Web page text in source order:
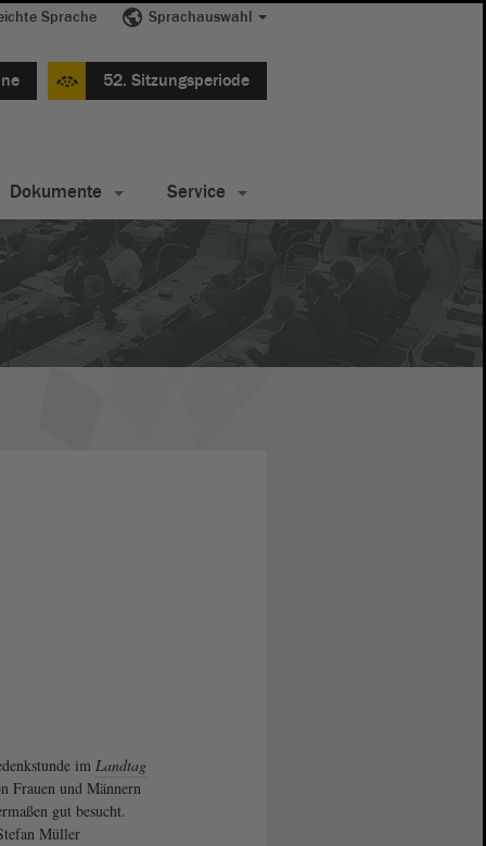
Sprache Sprachauswahl
52. Sitzungsperiode
Dokumente Service
im Landtag
Frauen und Männern
gut besucht.
Müller